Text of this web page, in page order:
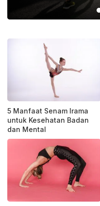
5 Manfaat Senam Irama
untuk Kesehatan Badan
dan Mental